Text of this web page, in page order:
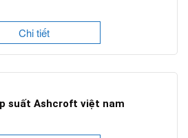
Chi tiết
suất Ashcroft việt nam